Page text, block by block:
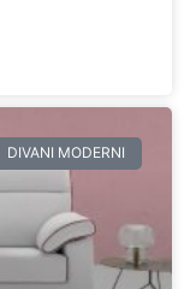
DIVANI MODERNI